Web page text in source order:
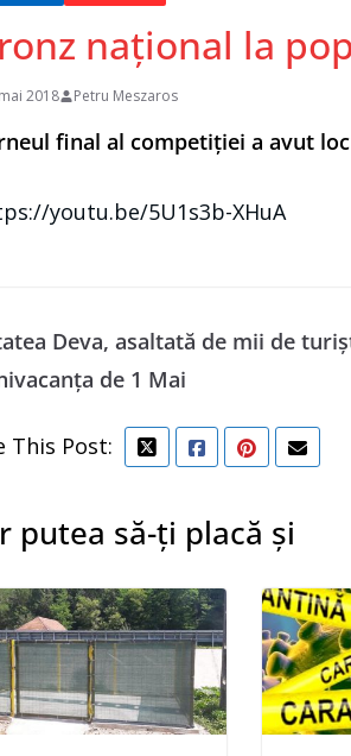
național la
2018 Petru Meszaros
final al competiției a avut
youtu.be/5U1s3b-XHuA
Deva, asaltată de mii de
de 1 Mai
This Post:
putea să-ți placă și